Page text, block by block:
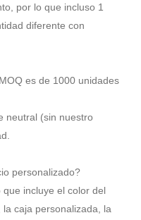
por lo que incluso 1
diferente con
es de 1000 unidades
neutral (sin nuestro
personalizado?
incluye el color del
caja personalizada, la